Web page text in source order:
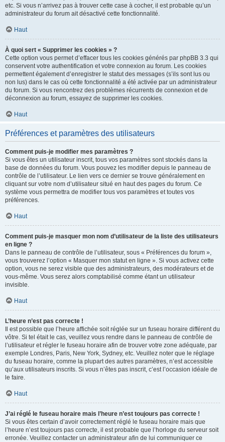
etc. Si vous n’arrivez pas à trouver cette case à cocher, il est probable qu’un
administrateur du forum ait désactivé cette fonctionnalité.
Haut
À quoi sert « Supprimer les cookies » ?
Cette option vous permet d’effacer tous les cookies générés par phpBB 3.3 qui
conservent votre authentification et votre connexion au forum. Les cookies
permettent également d’enregistrer le statut des messages (s’ils sont lus ou
non lus) dans le cas où cette fonctionnalité a été activée par un administrateur
du forum. Si vous rencontrez des problèmes récurrents de connexion et de
déconnexion au forum, essayez de supprimer les cookies.
Haut
Préférences et paramètres des utilisateurs
Comment puis-je modifier mes paramètres ?
Si vous êtes un utilisateur inscrit, tous vos paramètres sont stockés dans la
base de données du forum. Vous pouvez les modifier depuis le panneau de
contrôle de l’utilisateur. Le lien vers ce dernier se trouve généralement en
cliquant sur votre nom d’utilisateur situé en haut des pages du forum. Ce
système vous permettra de modifier tous vos paramètres et toutes vos
préférences.
Haut
Comment puis-je masquer mon nom d’utilisateur de la liste des utilisateurs
en ligne ?
Dans le panneau de contrôle de l’utilisateur, sous « Préférences du forum »,
vous trouverez l’option « Masquer mon statut en ligne ». Si vous activez cette
option, vous ne serez visible que des administrateurs, des modérateurs et de
vous-même. Vous serez alors comptabilisé comme étant un utilisateur
invisible.
Haut
L’heure n’est pas correcte !
Il est possible que l’heure affichée soit réglée sur un fuseau horaire différent du
vôtre. Si tel était le cas, veuillez vous rendre dans le panneau de contrôle de
l’utilisateur et régler le fuseau horaire afin de trouver votre zone adéquate, par
exemple Londres, Paris, New York, Sydney, etc. Veuillez noter que le réglage
du fuseau horaire, comme la plupart des autres paramètres, n’est accessible
qu’aux utilisateurs inscrits. Si vous n’êtes pas inscrit, c’est l’occasion idéale de
le faire.
Haut
J’ai réglé le fuseau horaire mais l’heure n’est toujours pas correcte !
Si vous êtes certain d’avoir correctement réglé le fuseau horaire mais que
l’heure n’est toujours pas correcte, il est probable que l’horloge du serveur soit
erronée. Veuillez contacter un administrateur afin de lui communiquer ce